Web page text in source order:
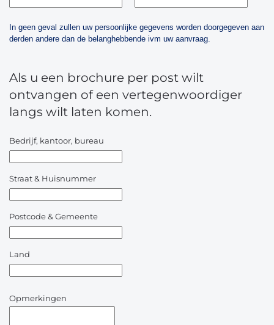
In geen geval zullen uw persoonlijke gegevens worden doorgegeven aan
derden andere dan de belanghebbende ivm uw aanvraag.
Als u een brochure per post wilt
ontvangen of een vertegenwoordiger
langs wilt laten komen.
Bedrijf, kantoor, bureau
Straat & Huisnummer
Postcode & Gemeente
Land
Opmerkingen